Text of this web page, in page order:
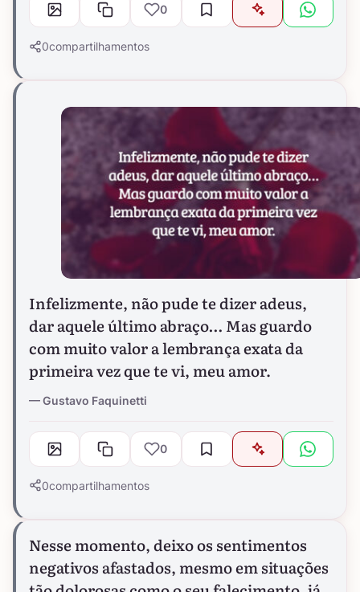
0
0compartilhamentos
Infelizmente, não pude te dizer adeus,
dar aquele último abraço… Mas guardo
com muito valor a lembrança exata da
primeira vez que te vi, meu amor.
Gustavo Faquinetti
0
0compartilhamentos
Nesse momento, deixo os sentimentos
negativos afastados, mesmo em situações